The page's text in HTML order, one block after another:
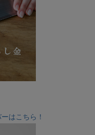
はこちら！